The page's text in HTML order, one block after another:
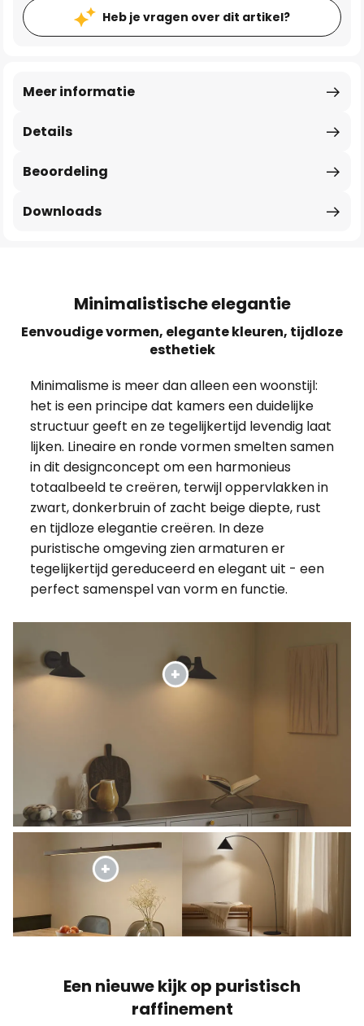
Heb je vragen over dit artikel?
Details
Meer informatie
Beoordeling
Downloads
Minimalistische elegantie
Eenvoudige vormen, elegante kleuren, tijdloze
esthetiek
Minimalisme is meer dan alleen een woonstijl:
het is een principe dat kamers een duidelijke
structuur geeft en ze tegelijkertijd levendig laat
lijken. Lineaire en ronde vormen smelten samen
in dit designconcept om een harmonieus
totaalbeeld te creëren, terwijl oppervlakken in
zwart, donkerbruin of zacht beige diepte, rust
en tijdloze elegantie creëren. In deze
puristische omgeving zien armaturen er
tegelijkertijd gereduceerd en elegant uit - een
perfect samenspel van vorm en functie.
Een nieuwe kijk op puristisch
raffinement